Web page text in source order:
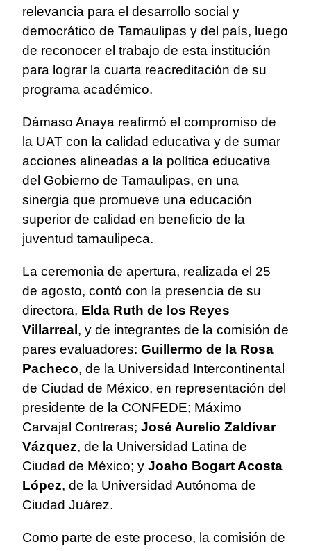
relevancia para el desarrollo social y
democrático de Tamaulipas y del país, luego
de reconocer el trabajo de esta institución
para lograr la cuarta reacreditación de su
programa académico.
Dámaso Anaya reafirmó el compromiso de
la UAT con la calidad educativa y de sumar
acciones alineadas a la política educativa
del Gobierno de Tamaulipas, en una
sinergia que promueve una educación
superior de calidad en beneficio de la
juventud tamaulipeca.
La ceremonia de apertura, realizada el 25
de agosto, contó con la presencia de su
directora, Elda Ruth de los Reyes
Villarreal, y de integrantes de la comisión de
pares evaluadores: Guillermo de la Rosa
Pacheco, de la Universidad Intercontinental
de Ciudad de México, en representación del
presidente de la CONFEDE; Máximo
Carvajal Contreras; José Aurelio Zaldívar
Vázquez, de la Universidad Latina de
Ciudad de México; y Joaho Bogart Acosta
López, de la Universidad Autónoma de
Ciudad Juárez.
Como parte de este proceso, la comisión de